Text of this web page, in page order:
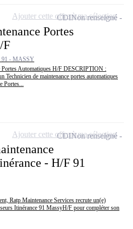
Portes
F
91 - MASSY
Portes Automatiques H/F DESCRIPTION :
Technicien de maintenance portes automatiques
CDINon renseigné
Ajouter cette offre à ma sélection
- H/F 91
Ratp Maintenance Services recrute un(e)
Itinérance 91 MassyH/F pour compléter son
CDINon renseigné
Ajouter cette offre à ma sélection